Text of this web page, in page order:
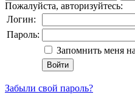
Пожалуйста, авторизуйтесь:
Логин:
Пароль:
Запомнить меня
Забыли свой пароль?